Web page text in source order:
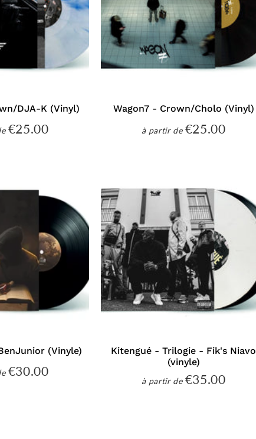
DJA-K (Vinyl)
Prix
€25.00
Wagon7 - Crown/Cholo (Vinyl)
à partir de Prix
€25.00
(Vinyle)
Prix
€30.00
Kitengué - Trilogie - Fik's Niavo
(vinyle)
à partir de Prix
€35.00